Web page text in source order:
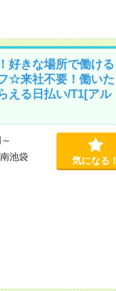
好きな場所で働ける
☆来社不要！働いた
える日払い/T1[アル
池袋
気になる！